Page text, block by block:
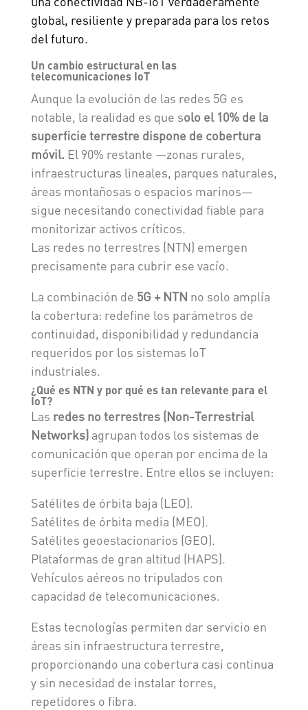
global, resiliente y preparada para los retos
del futuro.
Un cambio estructural en las
telecomunicaciones IoT
Aunque la evolución de las redes 5G es
notable, la realidad es que solo el 10% de la
superficie terrestre dispone de cobertura
móvil. El 90% restante —zonas rurales,
infraestructuras lineales, parques naturales,
áreas montañosas o espacios marinos—
sigue necesitando conectividad fiable para
monitorizar activos críticos.
Las redes no terrestres (NTN) emergen
precisamente para cubrir ese vacío.
La combinación de 5G + NTN no solo amplía
la cobertura: redefine los parámetros de
continuidad, disponibilidad y redundancia
requeridos por los sistemas IoT
industriales.
¿Qué es NTN y por qué es tan relevante para el
IoT?
Las redes no terrestres (Non-Terrestrial
Networks)agrupan todos los sistemas de
comunicación que operan por encima de la
superficie terrestre. Entre ellos se incluyen:
Satélites de órbita baja (LEO).
Satélites de órbita media (MEO).
Satélites geoestacionarios (GEO).
Plataformas de gran altitud (HAPS).
Vehículos aéreos no tripulados con
capacidad de telecomunicaciones.
Estas tecnologías permiten dar servicio en
áreas sin infraestructura terrestre,
proporcionando una cobertura casi continua
y sin necesidad de instalar torres,
repetidores o fibra.